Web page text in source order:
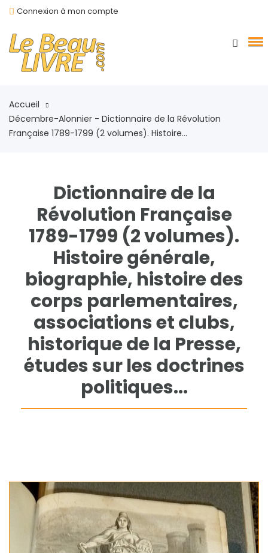
Connexion à mon compte
Accueil
Décembre-Alonnier - Dictionnaire de la Révolution
Française 1789-1799 (2 volumes). Histoire...
Dictionnaire de la
Révolution Française
1789-1799 (2 volumes).
Histoire générale,
biographie, histoire des
corps parlementaires,
associations et clubs,
historique de la Presse,
études sur les doctrines
politiques...